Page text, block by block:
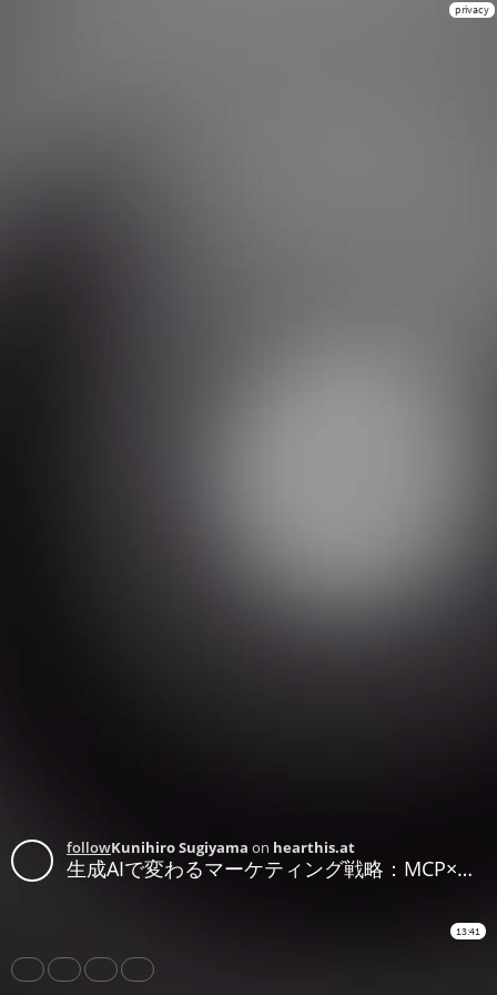
privacy
followKunihiro Sugiyama on hearthis.at
生成AIで変わるマーケティング戦略：MCP×GA4で実現する顧客行動デザイン【産総研AITeC「Generative AI Study Group第59回」】
13:41
Share Like